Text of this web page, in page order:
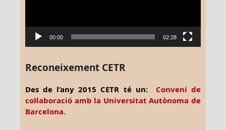
00:00 02:28
Reconeixement CETR
Des de l’any 2015 CETR té un: Conveni de
col·laboració amb la Universitat Autònoma de
Barcelona.